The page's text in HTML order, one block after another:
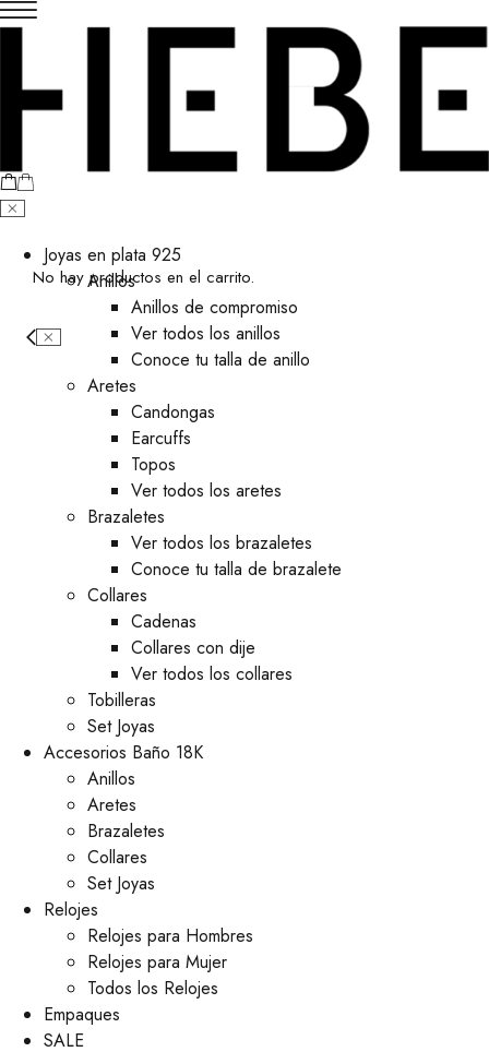
No hay productos en el carrito.
Joyas en plata 925
Anillos
Anillos de compromiso
Ver todos los anillos
Conoce tu talla de anillo
Aretes
⁠Candongas
Earcuffs
Topos
Ver todos los aretes
Brazaletes
Ver todos los brazaletes
Conoce tu talla de brazalete
Collares
Cadenas
Collares con dije
Ver todos los collares
Tobilleras
Set Joyas
Accesorios Baño 18K
Anillos
Aretes
Brazaletes
Collares
Set Joyas
Relojes
Relojes para Hombres
Relojes para Mujer
Todos los Relojes
Empaques
SALE